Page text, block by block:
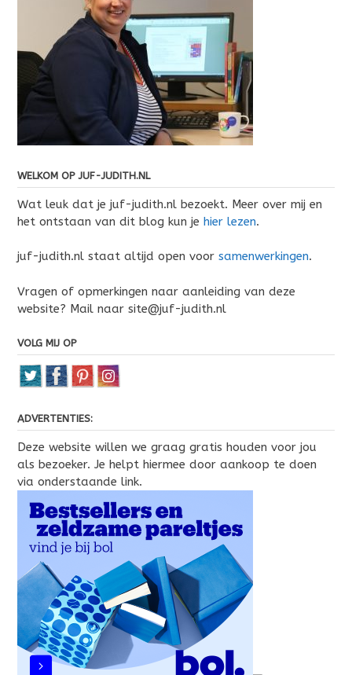
WELKOM OP JUF-JUDITH.NL
Wat leuk dat je juf-judith.nl bezoekt. Meer over mij en
het ontstaan van dit blog kun je hier lezen.
juf-judith.nl staat altijd open voor samenwerkingen.
Vragen of opmerkingen naar aanleiding van deze
website? Mail naar site@juf-judith.nl
VOLG MIJ OP
ADVERTENTIES:
Deze website willen we graag gratis houden voor jou
als bezoeker. Je helpt hiermee door aankoop te doen
via onderstaande link.